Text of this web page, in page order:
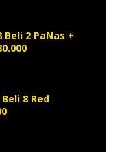
Beli 2 PaNas +
8 Red